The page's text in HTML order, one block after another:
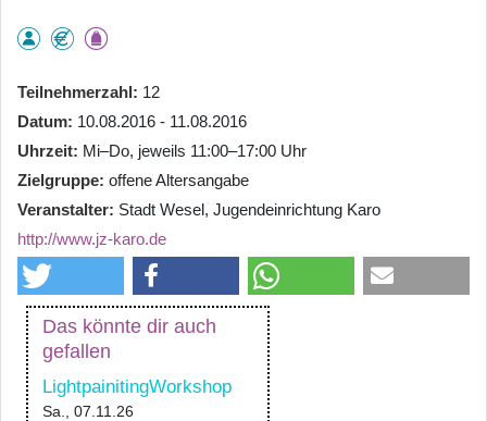
Teilnehmerzahl
12
Datum 10.08.2016 - 11.08.2016
Uhrzeit Mi–Do, jeweils 11:00–17:00 Uhr
Zielgruppe offene Altersangabe
Veranstalter Stadt Wesel, Jugendeinrichtung Karo
http://www.jz-karo.de
Das könnte dir auch
gefallen
LightpainitingWorkshop
Sa., 07.11.26